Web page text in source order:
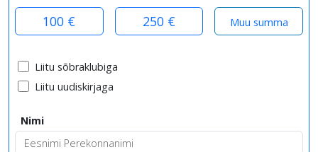
100 € 250 €
Liitu sõbraklubiga
Liitu uudiskirjaga
Nimi